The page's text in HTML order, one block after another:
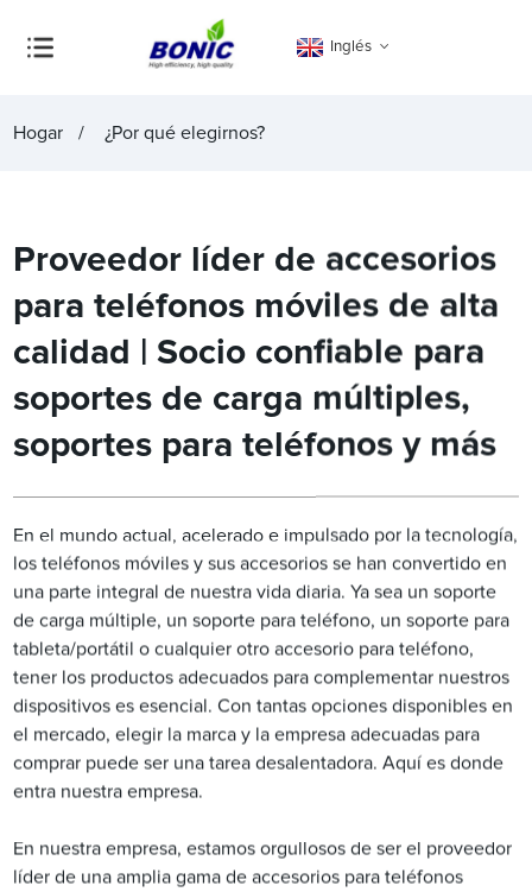
Inglés
Hogar ¿Por qué elegirnos?
Proveedor líder de accesorios
para teléfonos móviles de alta
calidad | Socio confiable para
soportes de carga múltiples,
soportes para teléfonos y más
En el mundo actual, acelerado e impulsado por la tecnología,
los teléfonos móviles y sus accesorios se han convertido en
una parte integral de nuestra vida diaria. Ya sea un soporte
de carga múltiple, un soporte para teléfono, un soporte para
tableta/portátil o cualquier otro accesorio para teléfono,
tener los productos adecuados para complementar nuestros
dispositivos es esencial. Con tantas opciones disponibles en
el mercado, elegir la marca y la empresa adecuadas para
comprar puede ser una tarea desalentadora. Aquí es donde
entra nuestra empresa.
En nuestra empresa, estamos orgullosos de ser el proveedor
líder de una amplia gama de accesorios para teléfonos